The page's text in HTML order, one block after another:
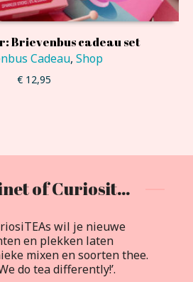
Brievenbus cadeau set
Cadeau, Shop
€ 12,95
The Cabinet of Curiositeas
wil je nieuwe
en plekken laten
mixen en soorten thee.
do tea differently!’.